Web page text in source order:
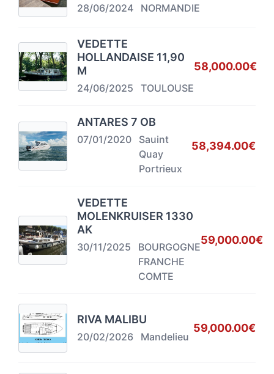
28/06/2024 NORMANDIE
VEDETTE
HOLLANDAISE 11,90
M
24/06/2025 TOULOUSE
58,000.00€
ANTARES 7 OB
07/01/2020
Sauint
Quay
Portrieux
58,394.00€
VEDETTE
MOLENKRUISER 1330
AK
30/11/2025
BOURGOGNE
FRANCHE
COMTE
59,000.00€
RIVA MALIBU
20/02/2026 Mandelieu
59,000.00€